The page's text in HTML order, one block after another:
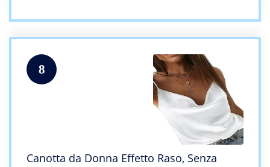
8
Canotta da Donna Effetto Raso, Senza